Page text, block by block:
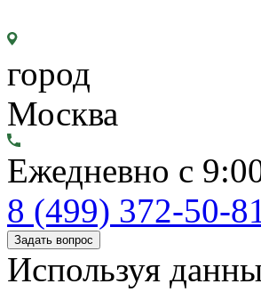
город
Москва
Ежедневно с
8 (499) 372-50-
Задать вопрос
Используя